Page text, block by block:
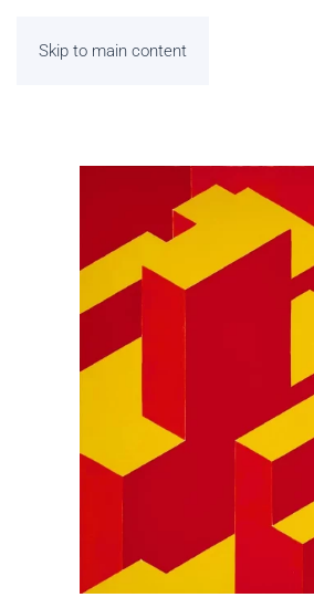
Skip to main content